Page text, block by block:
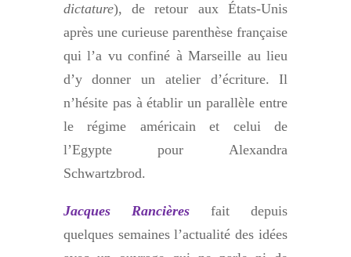
dictature), de retour auxÉtats-Unis
après une curieuse parenthèse française
qui l’a vu confiné à Marseille au lieu
d’y donner un atelier d’écriture. Il
n’hésite pas à établir un parallèle entre
le régime américain et celui de
l’Egypte pour Alexandra
Schwartzbrod.
Jacques Rancières
fait depuis
quelques semaines l’actualité des idées